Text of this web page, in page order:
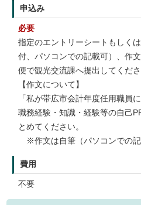
申込み
必要
指定のエントリーシートもしく
付、パソコンでの記載可）、作
便で観光交流課へ提出してくださ
【作文について】
「私が帯広市会計年度任用職員
職務経験・知識・経験等の自己
とめてください。
※作文は自筆（パソコンでの記
費用
不要